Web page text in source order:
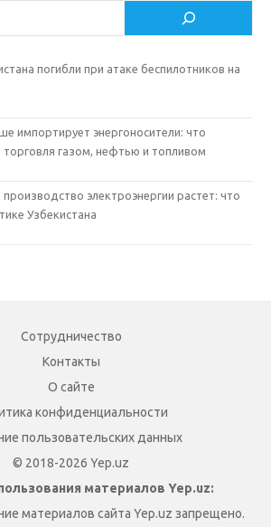
погибли при атаке беспилотников на
импортирует энергоносители: что
газом, нефтью и топливом
электроэнергии растет: что
Узбекистана
Сотрудничество
Контакты
О сайте
конфиденциальности
пользовательских данных
© 2018-2026 Yep.uz
материалов Yep.uz:
материалов сайта Yep.uz запрещено.